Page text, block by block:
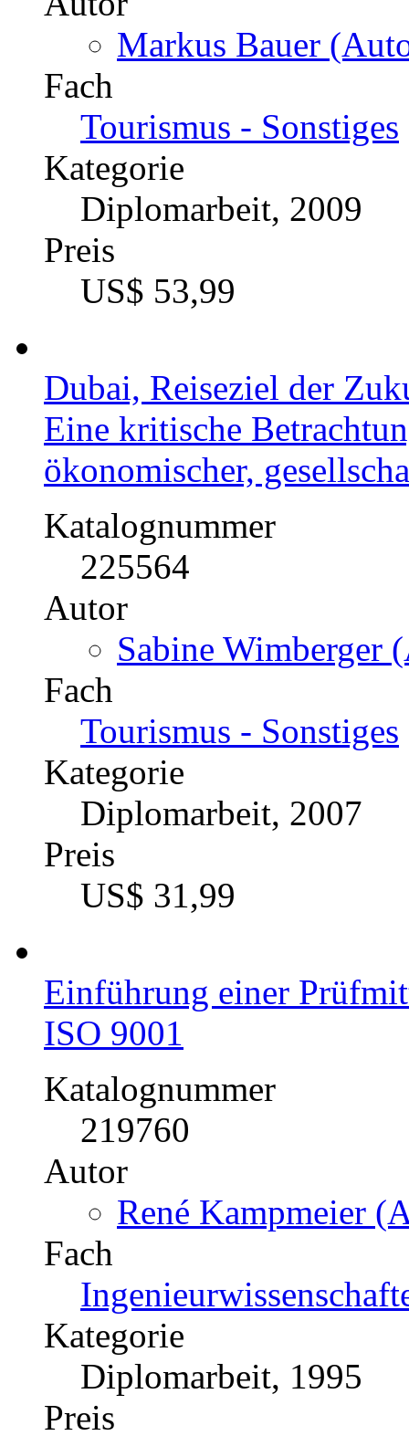
Markus Bauer
Fach
Tourismus - Sonstiges
Kategorie
Diplomarbeit, 2009
Preis
US$ 53,99
Dubai, Reiseziel der
Eine kritische
ökonomischer,
Katalognummer
225564
Autor
Sabine Wimberger
Fach
Tourismus - Sonstiges
Kategorie
Diplomarbeit, 2007
Preis
US$ 31,99
Einführung einer
ISO 9001
Katalognummer
219760
Autor
René Kampmeier
Fach
Kategorie
Diplomarbeit, 1995
Preis